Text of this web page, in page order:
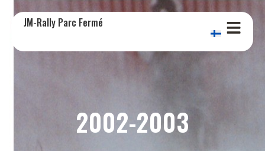
JM-Rally Parc Fermé
2002-2003